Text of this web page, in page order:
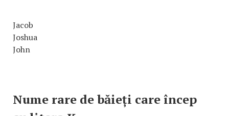
Jacob
Joshua
John
Nume rare de băieți care încep